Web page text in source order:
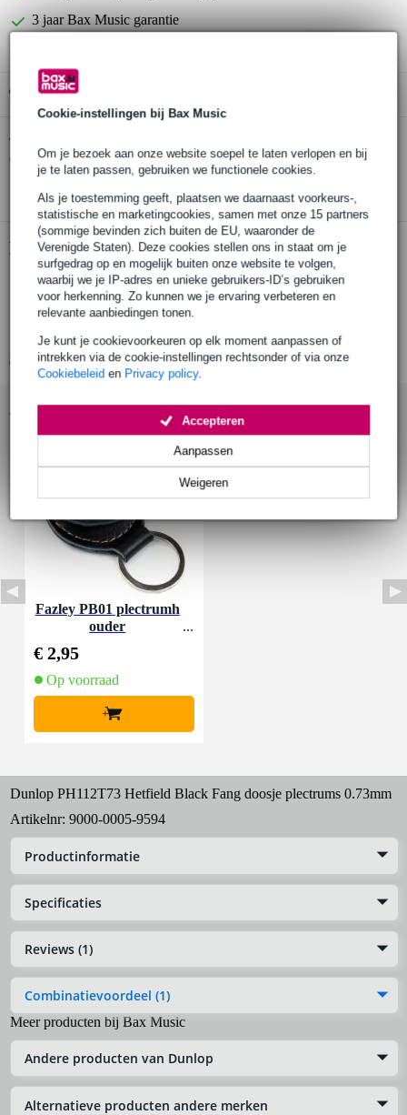
Cookie-instellingen bij Bax Music
Om je bezoek aan onze website soepel te laten verlopen en bij
je te laten passen, gebruiken we functionele cookies.
Als je toestemming geeft, plaatsen we daarnaast voorkeurs-,
statistische en marketingcookies, samen met onze 15 partners
(sommige bevinden zich buiten de EU, waaronder de
Verenigde Staten). Deze cookies stellen ons in staat om je
surfgedrag op en mogelijk buiten onze website te volgen,
waarbij we je IP-adres en unieke gebruikers-ID’s gebruiken
voor herkenning. Zo kunnen we je ervaring verbeteren en
relevante aanbiedingen tonen.
Je kunt je cookievoorkeuren op elk moment aanpassen of
intrekken via de cookie-instellingen rechtsonder of via onze
Cookiebeleid en Privacy policy.
Weigeren
Aanpassen
Accepteren
3 jaar Bax Music garantie
Gratis ophalen in de winkel
Twijfel je of de
doosje plectrums 0.73mmbij je past? Doe de check.
Productinformatie
set van 6 plectra
ontworpen voor James Hetfield
Bekijk alle productspecificaties
Accessoires (1)
Fazley PB01 plectrumh
ouder
€ 2,95
Op voorraad
+
Dunlop PH112T73 Hetfield Black Fang doosje plectrums 0.73mm
Artikelnr: 9000-0005-9594
Productinformatie
Specificaties
Reviews (1)
Combinatievoordeel (1)
Meer producten bij Bax Music
Andere producten van Dunlop
Alternatieve producten andere merken